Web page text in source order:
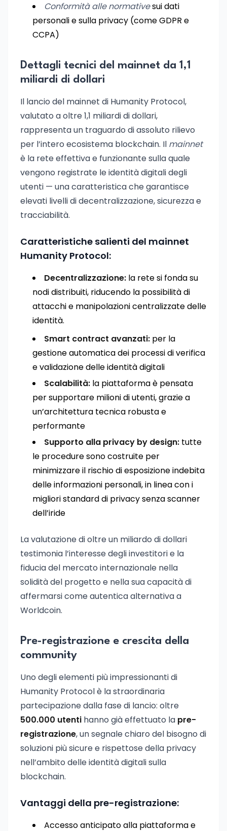
Conformità alle normativesui dati
personali e sulla privacy (come GDPR e
CCPA)
Dettagli tecnici del mainnet da 1,1
miliardi di dollari
Il lancio del mainnet di Humanity Protocol,
valutato a oltre 1,1 miliardi di dollari,
rappresenta un traguardo di assoluto rilievo
per l’intero ecosistema blockchain. Il mainnet
è la rete effettiva e funzionante sulla quale
vengono registrate le identità digitali degli
utenti — una caratteristica che garantisce
elevati livelli di decentralizzazione, sicurezza e
tracciabilità.
Caratteristiche salienti del mainnet
Humanity Protocol:
Decentralizzazione: la rete si fonda su
nodi distribuiti, riducendo la possibilità di
attacchi e manipolazioni centralizzate delle
identità.
Smart contract avanzati: per la
gestione automatica dei processi di verifica
e validazione delle identità digitali
Scalabilità: la piattaforma è pensata
per supportare milioni di utenti, grazie a
un’architettura tecnica robusta e
performante
Supporto alla privacy by design: tutte
le procedure sono costruite per
minimizzare il rischio di esposizione indebita
delle informazioni personali, in linea con i
migliori standard di privacy senza scanner
dell’iride
La valutazione di oltre un miliardo di dollari
testimonia l’interesse degli investitori e la
fiducia del mercato internazionale nella
solidità del progetto e nella sua capacità di
affermarsi come autentica alternativa a
Worldcoin.
Pre-registrazione e crescita della
community
Uno degli elementi più impressionanti di
Humanity Protocol è la straordinaria
partecipazione dalla fase di lancio: oltre
500.000 utenti hanno già effettuato la pre-
registrazione, un segnale chiaro del bisogno di
soluzioni più sicure e rispettose della privacy
nell’ambito delle identità digitali sulla
blockchain.
Vantaggi della pre-registrazione:
Accesso anticipato alla piattaforma e